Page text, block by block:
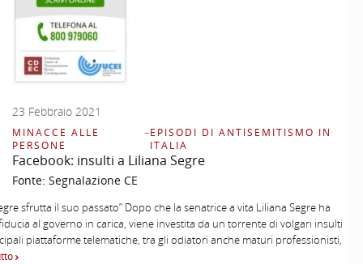
23 Febbraio 2021
MINACCE ALLE
PERSONE
–EPISODI DI ANTISEMITISMO IN
ITALIA
Facebook: insulti a Liliana Segre
Fonte: Segnalazione CE
sfrutta il suo passato” Dopo che la senatrice a vita Liliana Segre ha
al governo in carica, viene investita da un torrente di volgari insulti
piattaforme telematiche, tra gli odiatori anche maturi professionisti,